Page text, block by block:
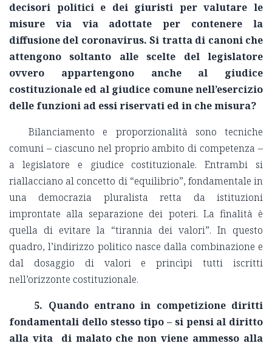
decisori politici e dei giuristi per valutare le
misure via via adottate per contenere la
diffusione del coronavirus. Si tratta di canoni che
attengono soltanto alle scelte del legislatore
ovvero appartengono anche al giudice
costituzionale ed al giudice comune nell’esercizio
delle funzioni ad essi riservati ed in che misura?
Bilanciamento e proporzionalità sono tecniche
comuni – ciascuno nel proprio ambito di competenza –
a legislatore e giudice costituzionale. Entrambi si
riallacciano al concetto di “equilibrio”, fondamentale in
una democrazia pluralista retta da istituzioni
improntate alla separazione dei poteri. La finalità è
quella di evitare la “tirannia dei valori”. In questo
quadro, l’indirizzo politico nasce dalla combinazione e
dal dosaggio di valori e princìpi tutti iscritti
nell’orizzonte costituzionale.
5. Quando entrano in competizione diritti
fondamentali dello stesso tipo – si pensi al diritto
alla vita di malato che non viene ammesso alla